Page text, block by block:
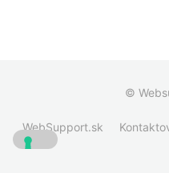
©
WebSupport.sk